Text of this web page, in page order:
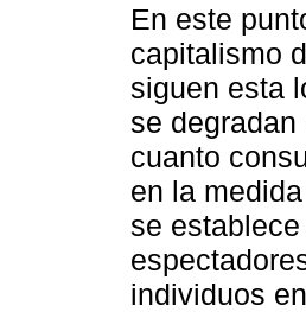
En este
capitalismo
siguen esta
se
cuanto
en la
se
individuos